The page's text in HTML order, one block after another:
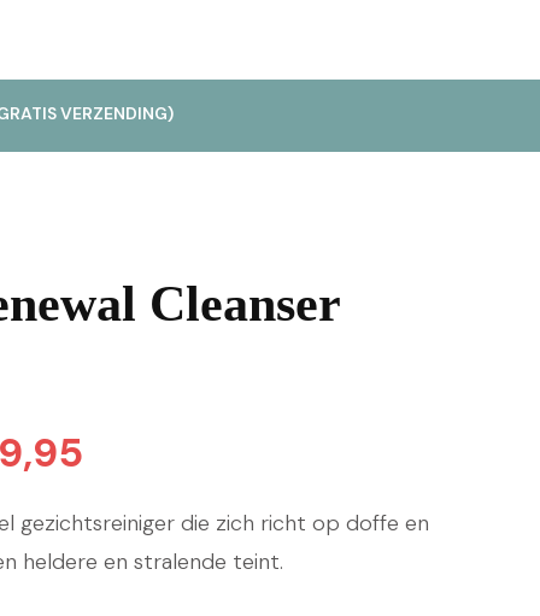
VERZENDING)
Cleanser
prijs
is:
gezichtsreiniger die zich richt op doffe en
heldere en stralende teint.